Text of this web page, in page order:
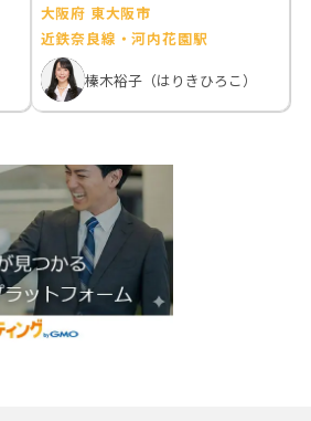
大阪府 東大阪市
近鉄奈良線・河内花園駅
榛木裕子（はりきひろこ）